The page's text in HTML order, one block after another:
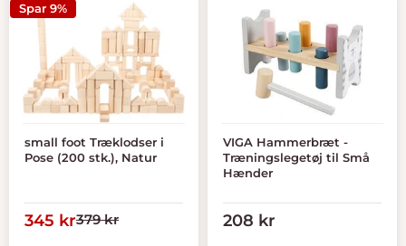
Spar 9%
small foot Træklodser i
Pose (200 stk.), Natur
Tilbudspris
345 krNormal
379 kr
VIGA Hammerbræt -
Træningslegetøj til Små
Hænder
Tilbudspris
208 kr